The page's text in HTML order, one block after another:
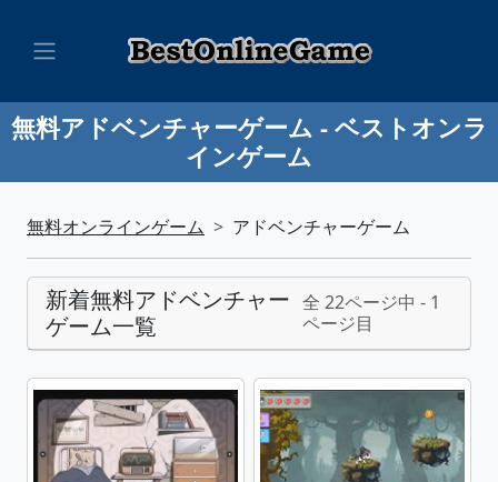
無料アドベンチャーゲーム - ベストオンラ
インゲーム
無料オンラインゲーム アドベンチャーゲーム
新着無料アドベンチャー
ゲーム一覧
全 22ページ中 - 1
ページ目